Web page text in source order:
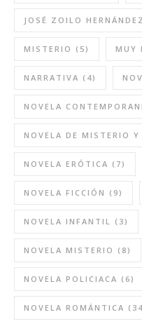
JOSÉ ZOILO HERNÁNDEZ
MISTERIO (5) MUY
NARRATIVA (4)
NOVELA
NOVELA DE MISTERIO Y
NOVELA ERÓTICA (7)
NOVELA FICCIÓN (9)
NOVELA INFANTIL (3)
NOVELA MISTERIO (8)
NOVELA POLICIACA (6)
NOVELA ROMÁNTICA